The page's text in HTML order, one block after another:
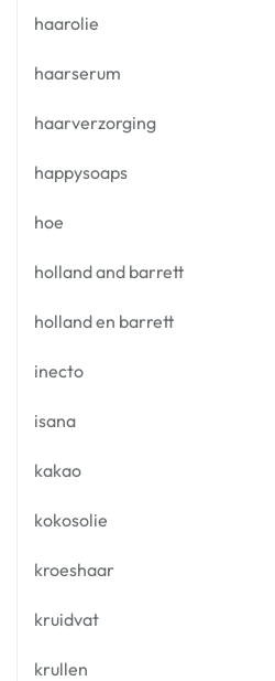
haarolie
haarserum
haarverzorging
happysoaps
hoe
holland and barrett
holland en barrett
inecto
isana
kakao
kokosolie
kroeshaar
kruidvat
krullen